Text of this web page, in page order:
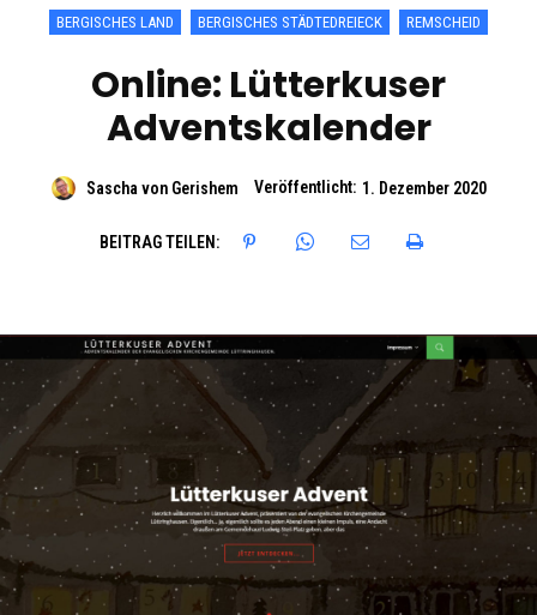
BERGISCHES LAND BERGISCHES STÄDTEDREIECK REMSCHEID
Online: Lütterkuser
Adventskalender
Sascha von Gerishem Veröffentlicht: 1. Dezember 2020
BEITRAG TEILEN: